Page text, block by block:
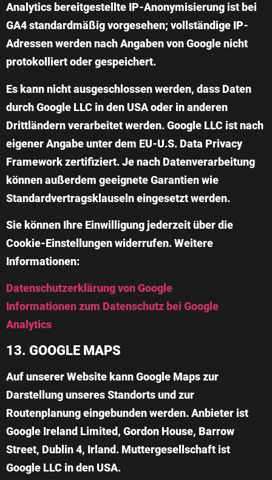
Analytics bereitgestellte IP-Anonymisierung ist bei
GA4 standardmäßig vorgesehen; vollständige IP-
Adressen werden nach Angaben von Google nicht
protokolliert oder gespeichert.
Es kann nicht ausgeschlossen werden, dass Daten
durch Google LLC in den USA oder in anderen
Drittländern verarbeitet werden. Google LLC ist nach
eigener Angabe unter dem EU-U.S. Data Privacy
Framework zertifiziert. Je nach Datenverarbeitung
können außerdem geeignete Garantien wie
Standardvertragsklauseln eingesetzt werden.
Sie können Ihre Einwilligung jederzeit über die
Cookie-Einstellungen widerrufen. Weitere
Informationen:
Datenschutzerklärung von Google
Informationen zum Datenschutz bei Google
Analytics
13. GOOGLE MAPS
Auf unserer Website kann Google Maps zur
Darstellung unseres Standorts und zur
Routenplanung eingebunden werden. Anbieter ist
Google Ireland Limited, Gordon House, Barrow
Street, Dublin 4, Irland. Muttergesellschaft ist
Google LLC in den USA.